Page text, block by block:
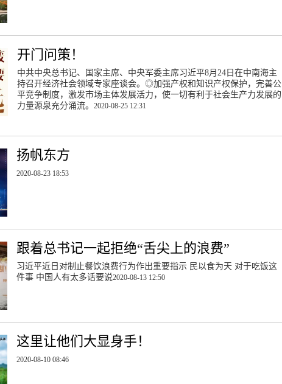
开门问策！
中共中央总书记、国家主席、中央军委主席习近平8月24日在中南海主
持召开经济社会领域专家座谈会。◎加强产权和知识产权保护，完善公
平竞争制度，激发市场主体发展活力，使一切有利于社会生产力发展的
力量源泉充分涌流。 2020-08-25 12:31
扬帆东方
2020-08-23 18:53
跟着总书记一起拒绝“舌尖上的浪费”
习近平近日对制止餐饮浪费行为作出重要指示 民以食为天 对于吃饭这
件事 中国人有太多话要说2020-08-13 12:50
这里让他们大显身手！
2020-08-10 08:46